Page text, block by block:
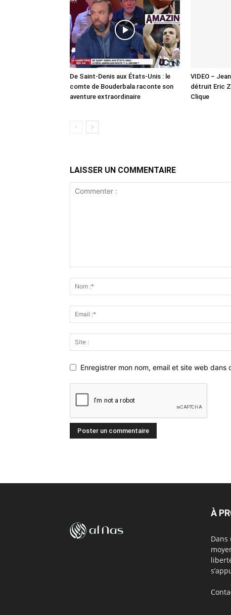
De Saint-Denis aux États-Unis : le
comte de Bouderbala raconte son
aventure extraordinaire
VIDEO –
détruit Eric
Clique
LAISSER UN COMMENTAIRE
Enregistrer mon nom, email et site web
À